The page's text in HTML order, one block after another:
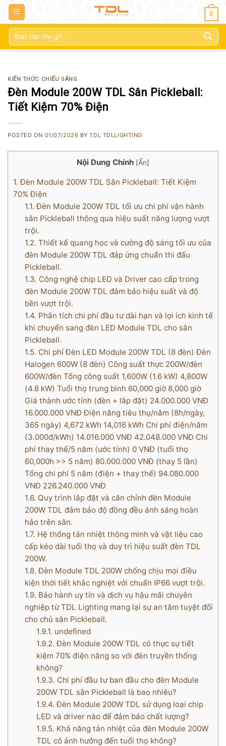
0
Tìm
kiếm:
KIẾN THỨC CHIẾU SÁNG
Đèn Module 200W TDL Sân Pickleball:
Tiết Kiệm 70% Điện
POSTED ON 01/07/2026 BYTDL TDLLIGHTING
Nội Dung Chính [Ẩn]
1. Đèn Module 200W TDL Sân Pickleball: Tiết Kiệm
70% Điện
1.1. Đèn Module 200W TDL tối ưu chi phí vận hành
sân Pickleball thông qua hiệu suất năng lượng vượt
trội.
1.2. Thiết kế quang học và cường độ sáng tối ưu của
đèn Module 200W TDL đáp ứng chuẩn thi đấu
Pickleball.
1.3. Công nghệ chip LED và Driver cao cấp trong
đèn Module 200W TDL đảm bảo hiệu suất và độ
bền vượt trội.
1.4. Phân tích chi phí đầu tư dài hạn và lợi ích kinh tế
khi chuyển sang đèn LED Module TDL cho sân
Pickleball.
1.5. Chi phí Đèn LED Module 200W TDL (8 đèn) Đèn
Halogen 600W (8 đèn) Công suất thực 200W/đèn
600W/đèn Tổng công suất 1,600W (1.6 kW) 4,800W
(4.8 kW) Tuổi thọ trung bình 60,000 giờ 8,000 giờ
Giá thành ước tính (đèn + lắp đặt) 24.000.000 VNĐ
16.000.000 VNĐ Điện năng tiêu thụ/năm (8h/ngày,
365 ngày) 4,672 kWh 14,016 kWh Chi phí điện/năm
(3.000đ/kWh) 14.016.000 VNĐ 42.048.000 VNĐ Chi
phí thay thế/5 năm (ước tính) 0 VNĐ (tuổi thọ
60,000h >> 5 năm) 80.000.000 VNĐ (thay 5 lần)
Tổng chi phí 5 năm (điện + thay thế) 94.080.000
VNĐ 226.240.000 VNĐ
1.6. Quy trình lắp đặt và căn chỉnh đèn Module
200W TDL đảm bảo độ đồng đều ánh sáng hoàn
hảo trên sân.
1.7. Hệ thống tản nhiệt thông minh và vật liệu cao
cấp kéo dài tuổi thọ và duy trì hiệu suất đèn TDL
200W.
1.8. Đèn Module TDL 200W chống chịu mọi điều
kiện thời tiết khắc nghiệt với chuẩn IP66 vượt trội.
1.9. Bảo hành uy tín và dịch vụ hậu mãi chuyên
nghiệp từ TDL Lighting mang lại sự an tâm tuyệt đối
cho chủ sân Pickleball.
1.9.1. undefined
1.9.2. Đèn Module 200W TDL có thực sự tiết
kiệm 70% điện năng so với đèn truyền thống
không?
1.9.3. Chi phí đầu tư ban đầu cho đèn Module
200W TDL sân Pickleball là bao nhiêu?
1.9.4. Đèn Module 200W TDL sử dụng loại chip
LED và driver nào để đảm bảo chất lượng?
1.9.5. Khả năng tản nhiệt của đèn Module 200W
TDL có ảnh hưởng đến tuổi thọ không?